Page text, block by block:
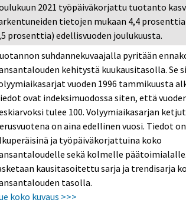
2021 työpäiväkorjattu tuotanto
tietojen mukaan 4,4
prosenttia) edellisvuoden joulukuusta.
suhdannekuvaajalla pyritään
kehitystä kuukausitasolla. Se
vuoden 1996 tammikuusta
ovat indeksimuodossa siten, että
tulee 100. Volyymiaikasarjan
on aina edellinen vuosi. Tiedot
ja työpäiväkorjattuina koko
sekä kolmelle
kausitasoitettu sarja ja trendisarja
tasolla.
koko kuvaus >>>